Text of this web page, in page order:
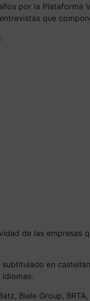
por la
que
de las
en
Biele Group,